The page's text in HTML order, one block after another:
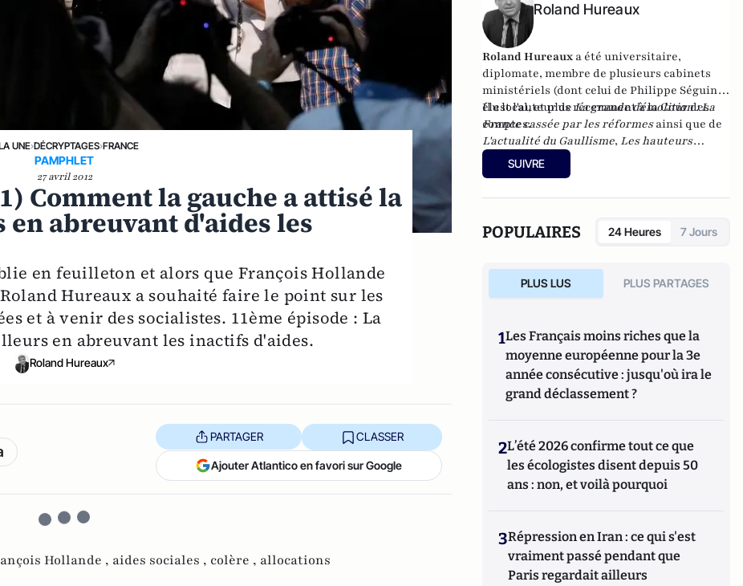
UNE›DÉCRYPTAGES›FRANCE
PAMPHLET
27 avril 2012
Comment la gauche a attisé la
abreuvant d'aides les
en feuilleton et alors que François Hollande
Hureaux a souhaité faire le point sur les
et à venir des socialistes. 11ème épisode : La
en abreuvant les inactifs d'aides.
Roland Hureaux
PARTAGER CLASSER
Ajouter Atlantico en favori sur Google
Hollande , aides sociales , colère , allocations
Roland Hureaux
Roland Hureaux a été universitaire,
diplomate, membre de plusieurs cabinets
ministériels (dont celui de Philippe Séguin),
élu local, et plus récemment à la Cour des
comptes.
Il est l'auteur deLa grande démolition : La
France cassée par les réformesainsi que de
L'actualité du Gaullisme, Les hauteurs
béantes de l'Europe
Gnose et gnostiques des origines à nos jours
SUIVRE
POPULAIRES 24 Heures 7 Jours
PLUS LUS PLUS PARTAGES
1Les Français moins riches que la
moyenne européenne pour la 3e
année consécutive : jusqu'où ira le
grand déclassement ?
2L’été 2026 confirme tout ce que
les écologistes disent depuis 50
ans : non, et voilà pourquoi
3Répression en Iran : ce qui s'est
vraiment passé pendant que
Paris regardait ailleurs